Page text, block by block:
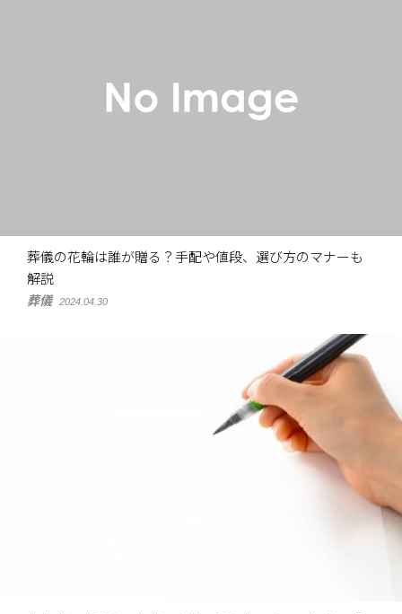
葬儀の花輪は誰が贈る？手配や値段、選び方のマナーも
解説
葬儀 2024.04.30